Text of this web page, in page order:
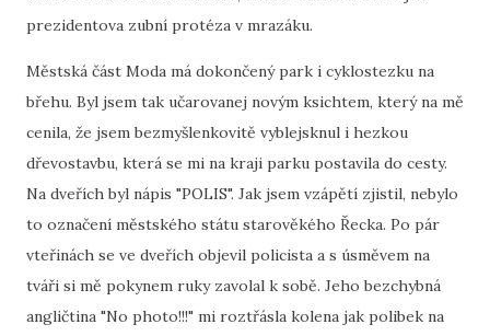
prezidentova zubní protéza v mrazáku.
Městská část Moda má dokončený park i cyklostezku na
břehu. Byl jsem tak učarovanej novým ksichtem, který na mě
cenila, že jsem bezmyšlenkovitě vyblejsknul i hezkou
dřevostavbu, která se mi na kraji parku postavila do cesty.
Na dveřích byl nápis "POLIS". Jak jsem vzápětí zjistil, nebylo
to označení městského státu starověkého Řecka. Po pár
vteřinách se ve dveřích objevil policista a s úsměvem na
tváři si mě pokynem ruky zavolal k sobě. Jeho bezchybná
angličtina "No photo!!!" mi roztřásla kolena jak polibek na